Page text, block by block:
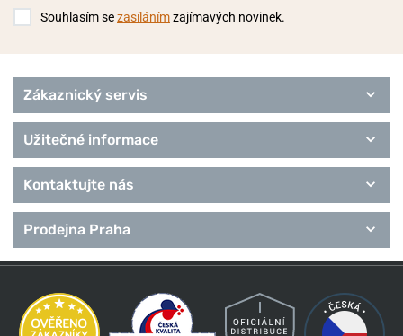
Souhlasím sezasílánímzajímavých novinek.
Zákaznický servis
Užitečné informace
Kontaktujte nás
Prodejna Praha